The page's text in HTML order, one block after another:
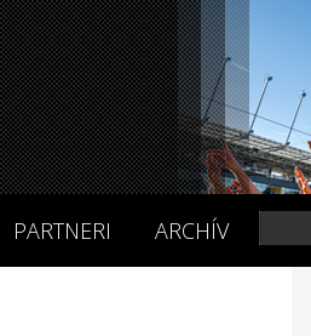
PARTNERI ARCHÍV